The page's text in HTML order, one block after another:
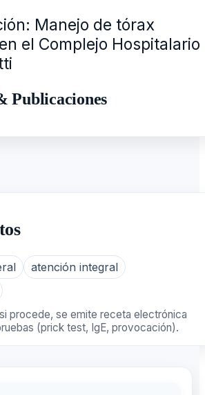
Manejo de tórax
el Complejo Hospitalario
Publicaciones
atención integral
procede, se emite receta electrónica
(prick test, IgE, provocación).